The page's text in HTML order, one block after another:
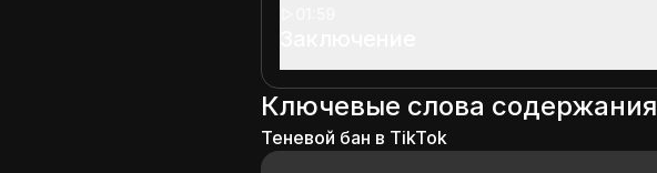
Ключевые слова содержания
Теневой бан в TikTok